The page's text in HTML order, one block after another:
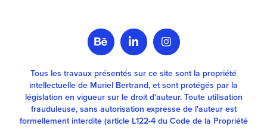
Tous les travaux présentés sur ce site sont la propriété
intellectuelle de Muriel Bertrand, et sont protégés par la
législation en vigueur sur le droit d'auteur. Toute utilisation
frauduleuse, sans autorisation expresse de l'auteur est
formellement interdite (article L122-4 du Code de la Propriété